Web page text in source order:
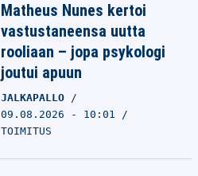
Matheus Nunes kertoi
vastustaneensa uutta
rooliaan – jopa psykologi
joutui apuun
JALKAPALLO
09.08.2026 - 10:01
TOIMITUS